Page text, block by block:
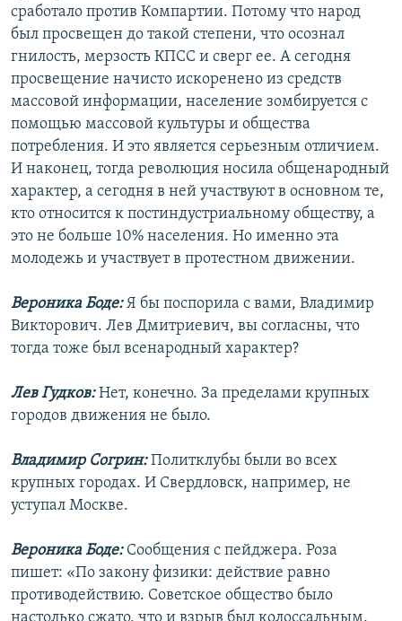
сработало против Компартии. Потому что народ
был просвещен до такой степени, что осознал
гнилость, мерзость КПСС и сверг ее. А сегодня
просвещение начисто искоренено из средств
массовой информации, население зомбируется с
помощью массовой культуры и общества
потребления. И это является серьезным отличием.
И наконец, тогда революция носила общенародный
характер, а сегодня в ней участвуют в основном те,
кто относится к постиндустриальному обществу, а
это не больше 10% населения. Но именно эта
молодежь и участвует в протестном движении.
Вероника Боде:Я бы поспорила с вами, Владимир
Викторович. Лев Дмитриевич, вы согласны, что
тогда тоже был всенародный характер?
Лев Гудков:Нет, конечно. За пределами крупных
городов движения не было.
Владимир Согрин:Политклубы были во всех
крупных городах. И Свердловск, например, не
уступал Москве.
Вероника Боде:Сообщения с пейджера. Роза
пишет: «По закону физики: действие равно
противодействию. Советское общество было